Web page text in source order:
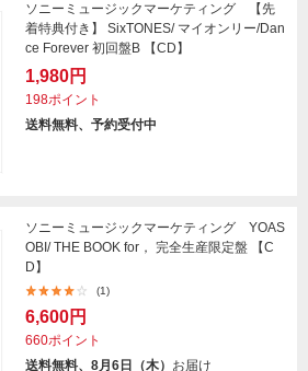
ソニーミュージックマーケティング 【先
着特典付き】 SixTONES/ マイオンリー/Dan
ce Forever 初回盤B 【CD】
1,980円
198ポイント
送料無料、予約受付中
ソニーミュージックマーケティング YOAS
OBI/ THE BOOK for， 完全生産限定盤 【C
D】
(1)
6,600円
660ポイント
送料無料、8月6日（木） お届け